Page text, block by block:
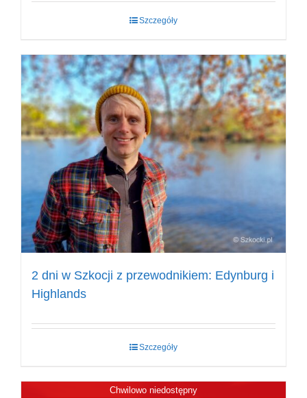
Szczegóły
2 dni w Szkocji z przewodnikiem: Edynburg i
Highlands
Szczegóły
Chwilowo niedostępny